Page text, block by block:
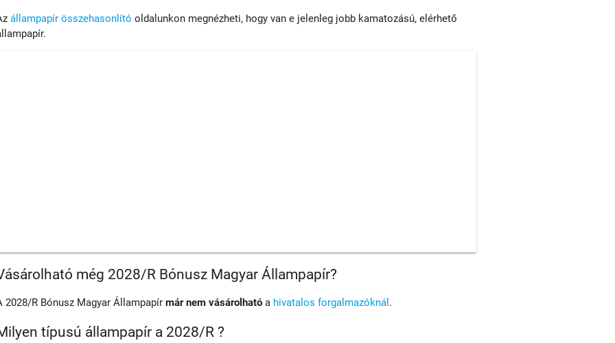
állampapír összehasonlító oldalunkon megnézheti, hogy van e jelenleg jobb kamatozású, elérhető
még 2028/R Bónusz Magyar Állampapír?
2028/R Bónusz Magyar Állampapírmár nem vásárolható a hivatalos forgalmazóknál .
típusú állampapír a 2028/R ?